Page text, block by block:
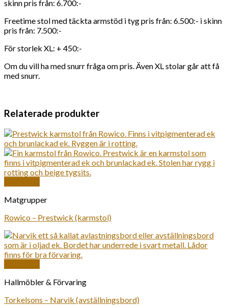
skinn pris från: 6.700:-
Freetime stol med täckta armstöd i tyg pris från: 6.500:- i skinn
pris från: 7.500:-
För storlek XL: + 450:-
Om du vill ha med snurr fråga om pris. Även XL stolar går att få
med snurr.
Relaterade produkter
Matgrupper
Rowico – Prestwick (karmstol)
Hallmöbler & Förvaring
Torkelsons – Narvik (avställningsbord)